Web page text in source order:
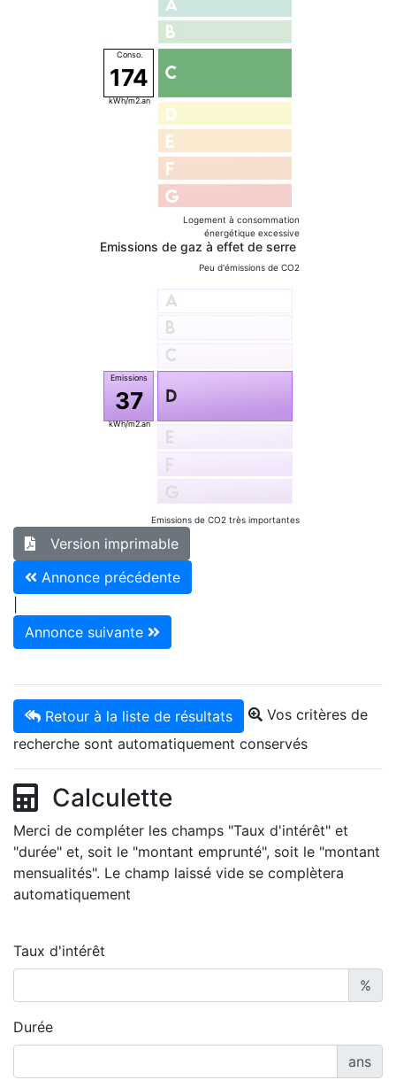
174
Logement à consommation
énergétique excessive
Emissions de gaz à effet de serre
Peu d'émissions de CO2
37
Emissions de CO2 très importantes
Version imprimable
Annonce précédente
Annonce suivante
Retour à la liste de résultats
Vos critères de
recherche sont automatiquement conservés
Calculette
Merci de compléter les champs "Taux d'intérêt" et
"durée" et, soit le "montant emprunté", soit le "montant
mensualités". Le champ laissé vide se complètera
automatiquement
Taux d'intérêt
%
Durée
ans